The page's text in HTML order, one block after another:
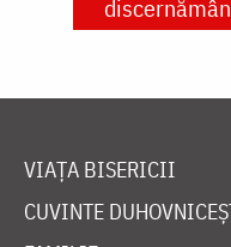
VIAȚA BISERICII
CUVINTE